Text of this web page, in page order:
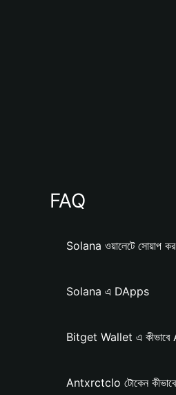
FAQ
Solana ওয়ালেটে সোয়াপ কর
Solana এ DApps
Bitget Wallet এ কীভাবে
Antxrctclo টোকেন কীভাবে